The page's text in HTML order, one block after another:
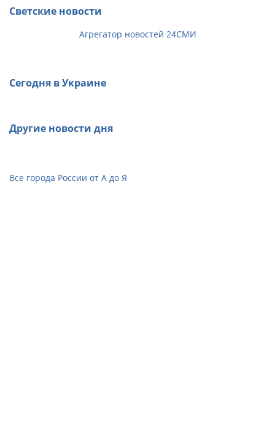
Светские новости
Агрегатор новостей 24СМИ
Сегодня в Украине
Другие новости дня
Все города России от А до Я